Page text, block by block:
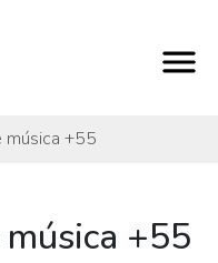
música +55
+55